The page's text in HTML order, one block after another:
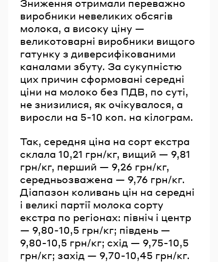
Зниження отримали переважно
виробники невеликих обсягів
молока, а високу ціну —
великотоварні виробники вищого
гатунку з диверсифікованими
каналами збуту. За сукупністю
цих причин сформовані середні
ціни на молоко без ПДВ, по суті,
не знизилися, як очікувалося, а
виросли на 5-10 коп. на кілограм.
Так, середня ціна на сорт екстра
склала 10,21 грн/кг, вищий — 9,81
грн/кг, перший — 9,26 грн/кг,
середньозважена — 9,76 грн/кг.
Діапазон коливань цін на середні
і великі партії молока сорту
екстра по регіонах: північ і центр
— 9,80-10,5 грн/кг; південь —
9,80-10,5 грн/кг; схід — 9,75-10,5
грн/кг; захід — 9,70-10,45 грн/кг.